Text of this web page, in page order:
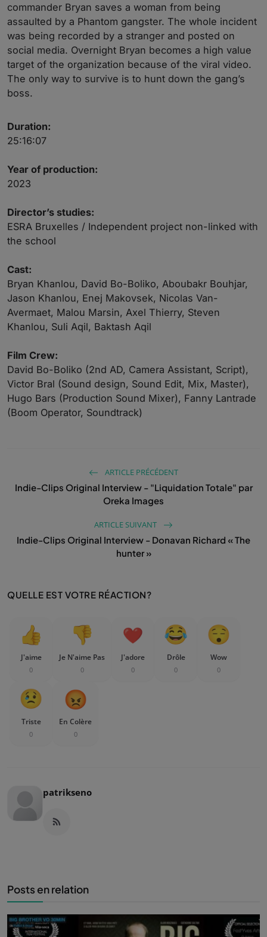
commander Bryan saves a woman from being
assaulted by a Phantom gangster. The whole incident
was being recorded by a stranger and posted on
social media. Overnight Bryan becomes a high value
target of the organization because of the viral video.
The only way to survive is to hunt down the gang’s
boss.
Duration:
25:16:07
Year of production:
2023
Director’s studies:
ESRA Bruxelles / Independent project non-linked with
the school
Cast:
Bryan Khanlou, David Bo-Boliko, Aboubakr Bouhjar,
Jason Khanlou, Enej Makovsek, Nicolas Van-
Avermaet, Malou Marsin, Axel Thierry, Steven
Khanlou, Suli Aqil, Baktash Aqil
Film Crew:
David Bo-Boliko (2nd AD, Camera Assistant, Script),
Victor Bral (Sound design, Sound Edit, Mix, Master),
Hugo Bars (Production Sound Mixer), Fanny Lantrade
(Boom Operator, Soundtrack)
ARTICLE PRÉCÉDENT
Indie-Clips Original Interview - "Liquidation Totale" par
Oreka Images
ARTICLE SUIVANT
Indie-Clips Original Interview - Donavan Richard « The
hunter »
QUELLE EST VOTRE RÉACTION?
J'aime
0
Je N'aime Pas
0
J'adore
0
Drôle
0
Wow
0
Triste
0
En Colère
0
patrikseno
Posts en relation